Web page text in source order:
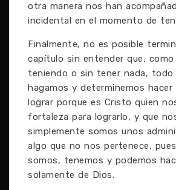
otra manera nos han
incidental en el momento de
Finalmente, no es posible
capítulo sin entender que,
teniendo o sin tener nada, todo
hagamos y determinemos hacer
lograr porque es Cristo quien
fortaleza para lograrlo, y que
simplemente somos unos
algo que no nos pertenece,
somos, tenemos y podemos
solamente de Dios.